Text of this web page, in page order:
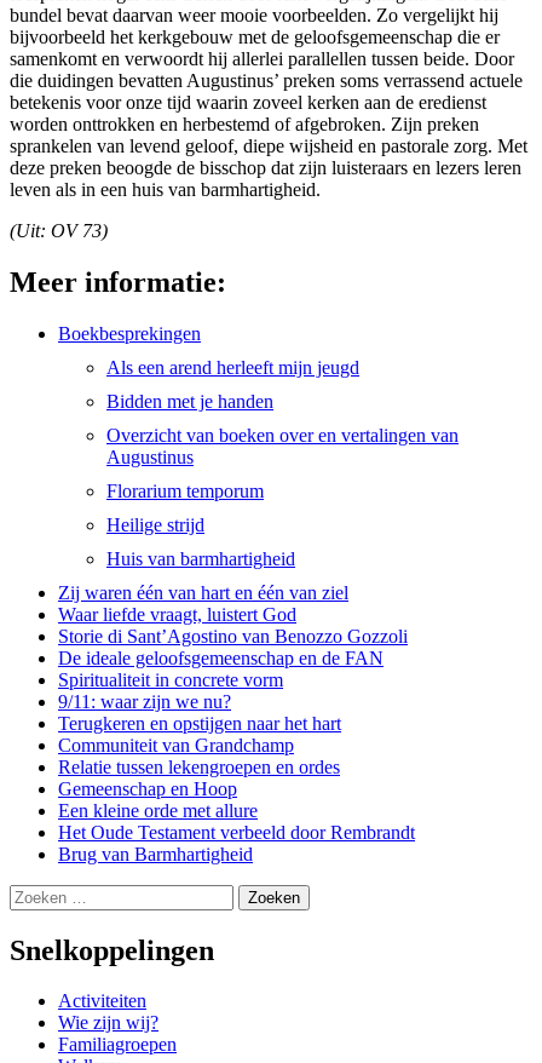
bundel bevat daarvan weer mooie voorbeelden. Zo vergelijkt hij
bijvoorbeeld het kerkgebouw met de geloofsgemeenschap die er
samenkomt en verwoordt hij allerlei parallellen tussen beide. Door
die duidingen bevatten Augustinus’ preken soms verrassend actuele
betekenis voor onze tijd waarin zoveel kerken aan de eredienst
worden onttrokken en herbestemd of afgebroken. Zijn preken
sprankelen van levend geloof, diepe wijsheid en pastorale zorg. Met
deze preken beoogde de bisschop dat zijn luisteraars en lezers leren
leven als in een huis van barmhartigheid.
(Uit: OV 73)
Meer informatie:
Boekbesprekingen
Als een arend herleeft mijn jeugd
Bidden met je handen
Overzicht van boeken over en vertalingen van
Augustinus
Florarium temporum
Heilige strijd
Huis van barmhartigheid
Zij waren één van hart en één van ziel
Waar liefde vraagt, luistert God
Storie di Sant’Agostino van Benozzo Gozzoli
De ideale geloofsgemeenschap en de FAN
Spiritualiteit in concrete vorm
9/11: waar zijn we nu?
Terugkeren en opstijgen naar het hart
Communiteit van Grandchamp
Relatie tussen lekengroepen en ordes
Gemeenschap en Hoop
Een kleine orde met allure
Het Oude Testament verbeeld door Rembrandt
Brug van Barmhartigheid
Zoeken
naar:
Snelkoppelingen
Activiteiten
Wie zijn wij?
Familiagroepen